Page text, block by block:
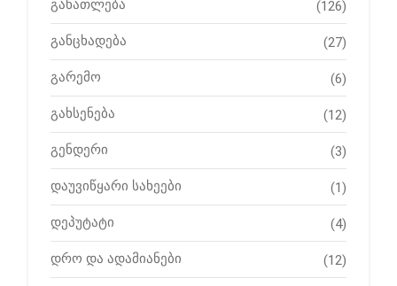
განათლება (126)
განცხადება (27)
გარემო (6)
გახსენება (12)
გენდერი (3)
დაუვიწყარი სახეები (1)
დეპუტატი (4)
დრო და ადამიანები (12)